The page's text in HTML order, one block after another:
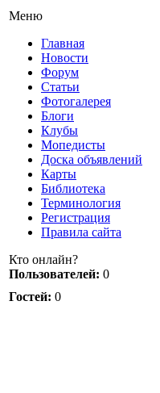
Меню
Главная
Новости
Форум
Статьи
Фотогалерея
Блоги
Клубы
Мопедисты
Доска объявлений
Карты
Библиотека
Терминология
Регистрация
Правила сайта
Кто онлайн?
Пользователей: 0
Гостей: 0